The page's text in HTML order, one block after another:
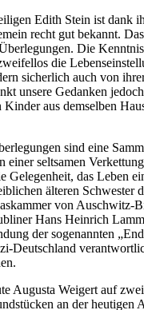
Edith Stein ist dank
recht gut bekannt.
Die
die
sicherlich auch von
unsere Gedanken
Kinder aus demselben
sind eine
einer seltsamen
Gelegenheit, das Leben
älteren Schwester
von Auschwitz-
Hans Heinrich
der sogenannten
Deutschland
Augusta Weigert auf
an der heutigen